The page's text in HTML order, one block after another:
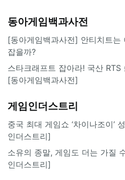
동아게임백과사전
[동아게임백과사전] 안티치트는
잡을까?
스타크래프트 잡아라! 국산 RTS
[동아게임백과사전]
게임인더스트리
중국 최대 게임쇼 ‘차이나조이’
인더스트리]
소유의 종말, 게임도 더는 가질
인더스트리]